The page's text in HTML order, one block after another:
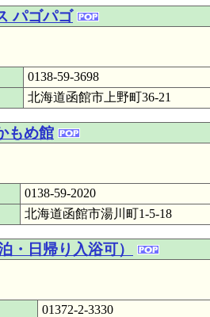
パゴパゴ
0138-59-3698
北海道函館市上野町36-21
もめ館
0138-59-2020
北海道函館市湯川町1-5-18
・日帰り入浴可）
01372-2-3330